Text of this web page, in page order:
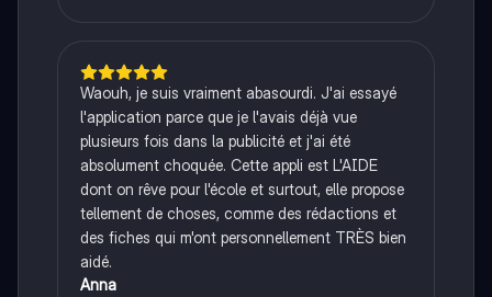
Waouh, je suis vraiment abasourdi. J'ai essayé
l'application parce que je l'avais déjà vue
plusieurs fois dans la publicité et j'ai été
absolument choquée. Cette appli est L'AIDE
dont on rêve pour l'école et surtout, elle propose
tellement de choses, comme des rédactions et
des fiches qui m'ont personnellement TRÈS bien
aidé.
Anna